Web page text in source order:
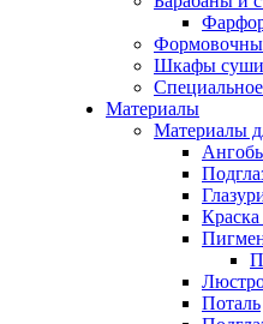
Шкафы
Материалы
Материалы
Краска
Поталь